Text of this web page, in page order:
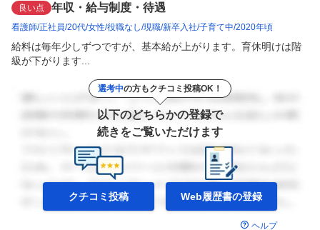
良い点 年収・給与制度・待遇
看護師 正社員 20代 女性 役職なし 現職 新卒入社 子育て中 2020年頃
給料は毎年少しずつですが、基本給が上がります。育休明けは階
級が下がります...
選考中の方もクチコミ投稿OK！
以下のどちらかの登録で
続きをご覧いただけます
クチコミ投稿 Web履歴書の登録
ヘルプ